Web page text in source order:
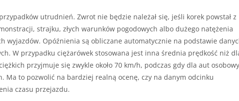
utrudnień. Zwrot nie będzie należał się, jeśli korek powstał z
strajku, złych warunków pogodowych albo dużego natężenia
wyjazdów. Opóźnienia są obliczane automatycznie na podstawie
W przypadku ciężarówek stosowana jest inna średnia prędkość niż
przyjmuje się zwykle około 70 km/h, podczas gdy dla aut
Ma to pozwolić na bardziej realną ocenę, czy na danym odcinku
czasu przejazdu.